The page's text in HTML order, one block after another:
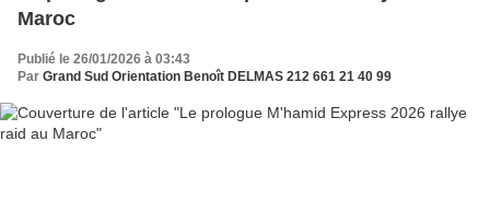
Maroc
Publié le 26/01/2026 à 03:43
Par Grand Sud Orientation Benoît DELMAS 212 661 21 40 99